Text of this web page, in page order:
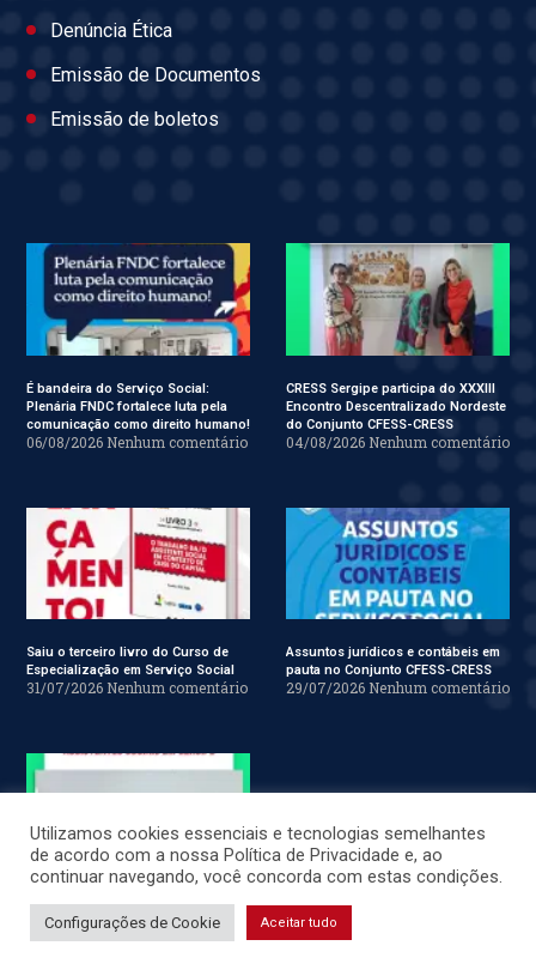
Denúncia Ética
Emissão de Documentos
Emissão de boletos
É bandeira do Serviço Social:
Plenária FNDC fortalece luta pela
comunicação como direito humano!
06/08/2026 Nenhum comentário
CRESS Sergipe participa do XXXIII
Encontro Descentralizado Nordeste
do Conjunto CFESS-CRESS
04/08/2026 Nenhum comentário
Saiu o terceiro livro do Curso de
Especialização em Serviço Social
31/07/2026 Nenhum comentário
Assuntos jurídicos e contábeis em
pauta no Conjunto CFESS-CRESS
29/07/2026 Nenhum comentário
assistentes sociais em Sergipe
28/07/2026Nenhum comentário
Utilizamos cookies essenciais e tecnologias semelhantes
de acordo com a nossa Política de Privacidade e, ao
continuar navegando, você concorda com estas condições.
Configurações de Cookie Aceitar tudo